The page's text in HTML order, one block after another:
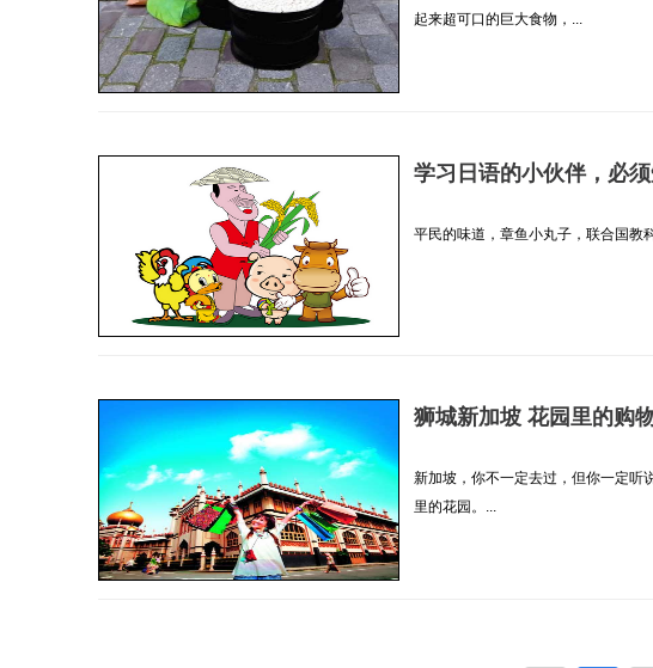
起来超可口的巨大食物，...
学习日语的小伙伴，必
平民的味道，章鱼小丸子，联合国教
狮城新加坡 花园里的购
新加坡，你不一定去过，但你一定听
里的花园。...